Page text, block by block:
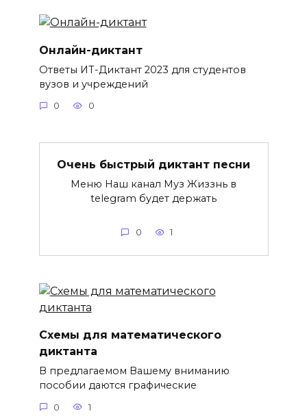
Онлайн-диктант
Ответы ИТ-Диктант 2023 для студентов
вузов и учреждений
0 0
Очень быстрый диктант песни
Меню Наш канал Муз Жиззнь в
telegram будет держать
0 1
Схемы для математического
диктанта
В предлагаемом Вашему вниманию
пособии даются графические
0 1